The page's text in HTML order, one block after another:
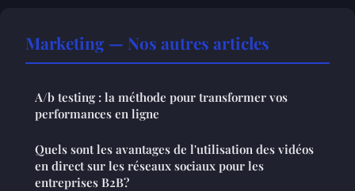
Marketing — Nos autres articles
A/b testing : la méthode pour transformer vos
performances en ligne
Quels sont les avantages de l'utilisation des vidéos
en direct sur les réseaux sociaux pour les
entreprises B2B?